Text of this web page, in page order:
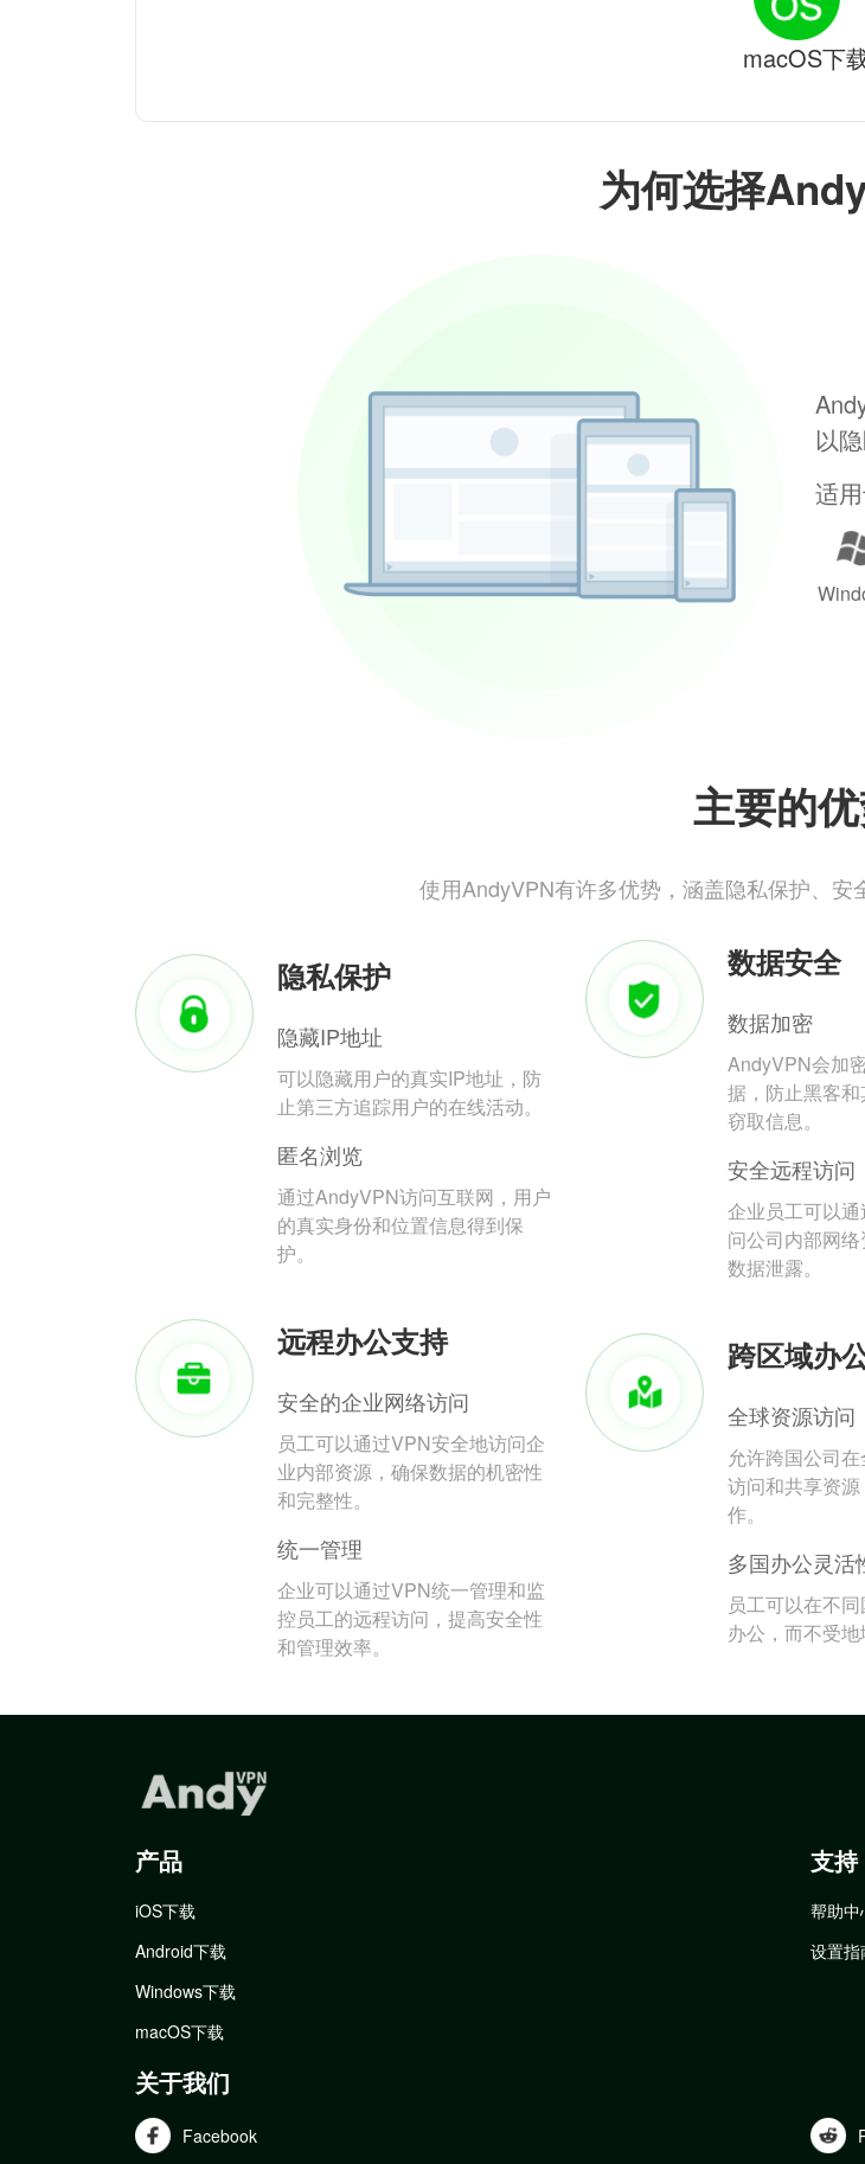
为何选择
以
适用
主要的
使用AndyVPN有许多优势，涵盖隐私保护、
隐私保护
隐藏IP地址
可以隐藏用户的真实IP地址，防
止第三方追踪用户的在线活动。
匿名浏览
通过AndyVPN访问互联网，用户
的真实身份和位置信息得到保
护。
数据安全
数据加密
AndyVPN会加
据，防止黑客
窃取信息。
安全远程访问
企业员工可以
问公司内部网
数据泄露。
远程办公支持
安全的企业网络访问
员工可以通过VPN安全地访问企
业内部资源，确保数据的机密性
和完整性。
统一管理
企业可以通过VPN统一管理和监
控员工的远程访问，提高安全性
和管理效率。
跨区域办
全球资源访问
允许跨国公司
访问和共享资
作。
多国办公灵活
员工可以在不
办公，而不受地
macOS下
产品
iOS下载
Android下载
Windows下载
macOS下载
支持
帮助中
设置指
关于我们
Facebook